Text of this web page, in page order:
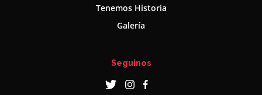
Tenemos Historia
Galería
Seguinos